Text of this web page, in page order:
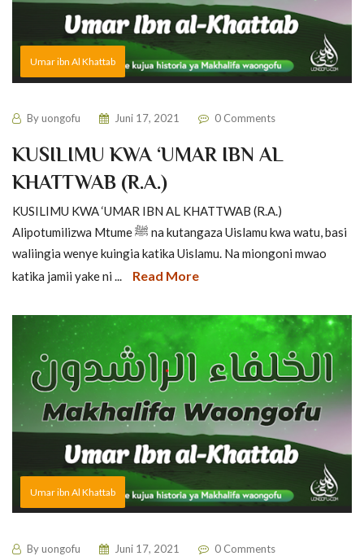
Umar ibn Al Khattab
Byuongofu Juni 17, 2021 0 Comments
KUSILIMU KWA ‘UMAR IBN AL
KHATTWAB (R.A.)
KUSILIMU KWA ‘UMAR IBN AL KHATTWAB (R.A.)
Alipotumilizwa Mtume ﷺ na kutangaza Uislamu kwa watu, basi
waliingia wenye kuingia katika Uislamu. Na miongoni mwao
katika jamii yake ni ...
Read More
Umar ibn Al Khattab
Byuongofu Juni 17, 2021 0 Comments